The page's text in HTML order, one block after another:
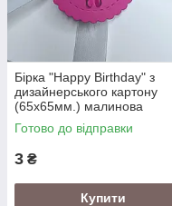
Бірка "Happy Birthday" з
дизайнерського картону
(65х65мм.) малинова
Готово до відправки
3 ₴
Купити